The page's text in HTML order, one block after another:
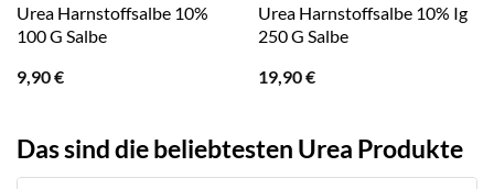
Urea Harnstoffsalbe 10%
100 G Salbe
9,90€
Urea Harnstoffsalbe 10% Ig
250 G Salbe
19,90€
Das sind die beliebtesten Urea Produkte